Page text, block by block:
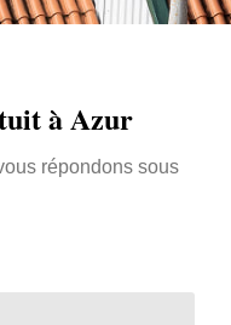
à Azur
répondons sous